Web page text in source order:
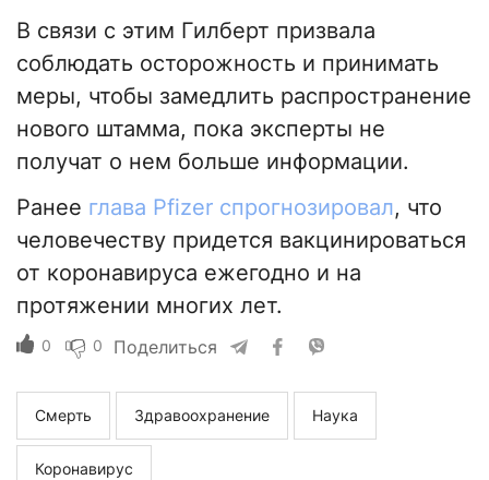
В связи с этим Гилберт призвала
соблюдать осторожность и принимать
меры, чтобы замедлить распространение
нового штамма, пока эксперты не
получат о нем больше информации.
Ранее глава Pfizer спрогнозировал, что
человечеству придется вакцинироваться
от коронавируса ежегодно и на
протяжении многих лет.
0 0 Поделиться
Смерть Здравоохранение Наука
Коронавирус